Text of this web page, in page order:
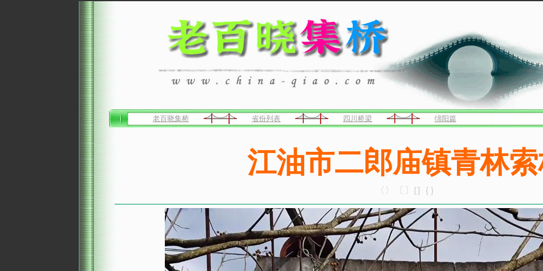
老百晓集桥 省份列表 四川桥梁 绵阳篇
江油市二郎庙镇青林
〈〉〔〕[]｛｝